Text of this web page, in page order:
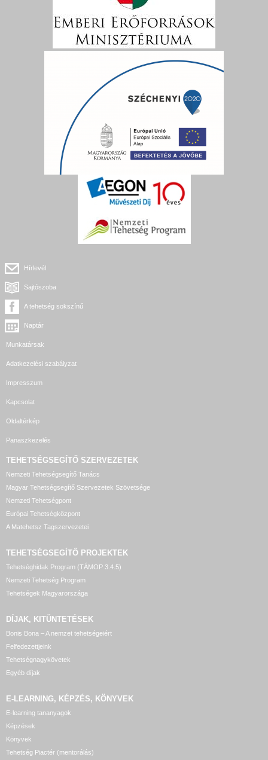
Hírlevél
Sajtószoba
A tehetség sokszínű
Naptár
Munkatársak
Adatkezelési szabályzat
Impresszum
Kapcsolat
Oldaltérkép
Panaszkezelés
TEHETSÉGSEGÍTŐ SZERVEZETEK
Nemzeti Tehetségsegítő Tanács
Magyar Tehetségsegítő Szervezetek Szövetsége
Nemzeti Tehetségpont
Európai Tehetségközpont
A Matehetsz Tagszervezetei
TEHETSÉGSEGÍTŐ PROJEKTEK
Tehetséghidak Program (TÁMOP 3.4.5)
Nemzeti Tehetség Program
Tehetségek Magyarországa
DÍJAK, KITÜNTETÉSEK
Bonis Bona – A nemzet tehetségeiért
Felfedezettjeink
Tehetségnagykövetek
Egyéb díjak
E-LEARNING, KÉPZÉS, KÖNYVEK
E-learning tananyagok
Képzések
Könyvek
Tehetség Piactér (mentorálás)